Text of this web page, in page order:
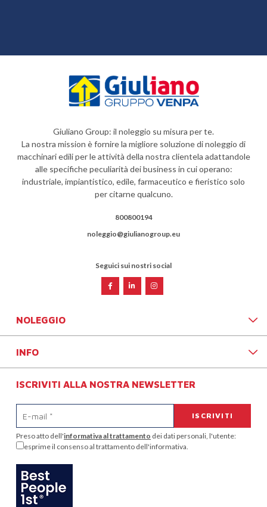
Giuliano Group: il noleggio su misura per te.
La nostra mission è fornire la migliore soluzione di noleggio di
macchinari edili per le attività della nostra clientela adattandole
alle specifiche peculiarità dei business in cui operano:
industriale, impiantistico, edile, farmaceutico e fieristico solo
per citarne qualcuno.
800800194
noleggio@giulianogroup.eu
Seguici sui nostri social
NOLEGGIO
INFO
ISCRIVITI ALLA NOSTRA NEWSLETTER
Preso atto dell'informativa al trattamento dei dati personali, l'utente:
esprime il consenso al trattamento dell'informativa.